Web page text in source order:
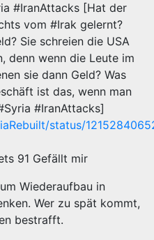
#IranAttacks [Hat der
vom #Irak gelernt?
Sie schreien die USA
denn wenn die Leute im
sie dann Geld? Was
ist das, wenn man
#IranAttacks]
status/
91 Gefällt mir
Wiederaufbau in
Wer zu spät kommt,
bestrafft.